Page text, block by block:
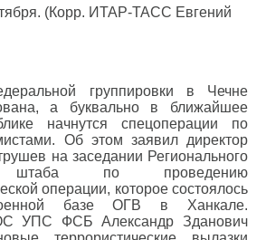
(Корр. ИТАР-ТАСС Евгений
группировки в Чечне
а буквально в ближайшее
начнутся спецоперации по
Об этом заявил директор
на заседании Регионального
штаба по проведению
операции, которое состоялось
базе ОГВ в Ханкале.
УПС ФСБ Александр Зданович